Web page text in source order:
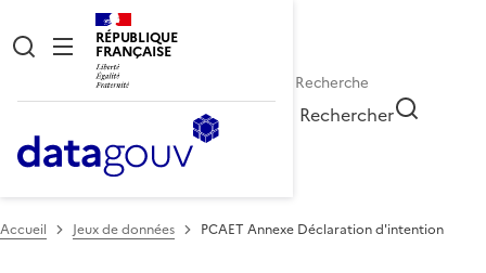
RÉPUBLIQUE
FRANÇAISE
Rechercher
Accueil Jeux de données PCAET Annexe Déclaration d'intention